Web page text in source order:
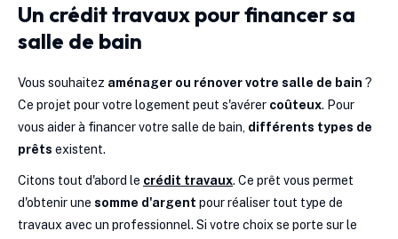
Un crédit travaux pour financer sa
salle de bain
Vous souhaitez aménager ou rénover votre salle de bain ?
Ce projet pour votre logement peut s'avérer coûteux. Pour
vous aider à financer votre salle de bain, différents types de
prêts existent.
Citons tout d'abord le crédit travaux. Ce prêt vous permet
d'obtenir une somme d'argent pour réaliser tout type de
travaux avec un professionnel. Si votre choix se porte sur le